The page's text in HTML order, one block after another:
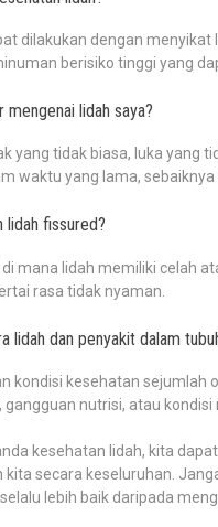
dilakukan dengan
berisiko tinggi yang
lidah saya?
yang tidak biasa, luka yang
waktu yang lama,
lidah fissured?
di mana lidah memiliki celah
rasa tidak nyaman.
lidah dan penyakit dalam
kondisi kesehatan
nutrisi, atau kondisi
kesehatan lidah, kita
secara keseluruhan.
lebih baik daripada